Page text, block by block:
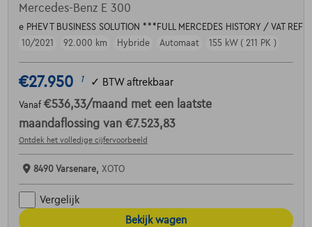
Mercedes-Benz E 300
e PHEV T BUSINESS SOLUTION ***FULL MERCEDES HISTORY / VAT
10/2021
92.000 km Hybride Automaat 155 kW ( 211 PK )
€27.950 1 ✓ BTW aftrekbaar
Vanaf €536,33/maand met een laatste
maandaflossing van €7.523,83
Ontdek het volledige cijfervoorbeeld
8490 Varsenare, XOTO
Vergelijk
Bekijk wagen